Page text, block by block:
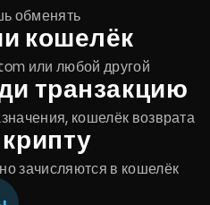
обменять
кошелёк
или любой другой
транзакцию
кошелёк возврата
зачисляются в кошелёк